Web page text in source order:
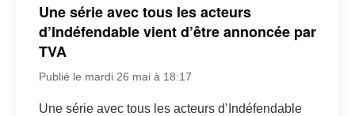
Une série avec tous les acteurs
d’Indéfendable vient d’être annoncée par
TVA
Publié le mardi 26 mai à 18:17
Une série avec tous les acteurs d’Indéfendable